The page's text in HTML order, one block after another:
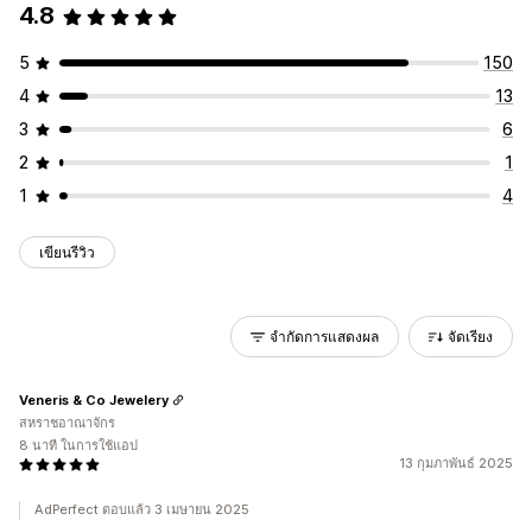
4.8
5
150
4
13
3
6
2
1
1
4
เขียนรีวิว
จำกัดการแสดงผล จัดเรียง
13 กุมภาพันธ์ 2025
Veneris & Co Jewelery
สหราชอาณาจักร
8 นาที ในการใช้แอป
AdPerfect ตอบแล้ว 3 เมษายน 2025